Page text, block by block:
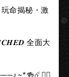
揭秘・激
全面大